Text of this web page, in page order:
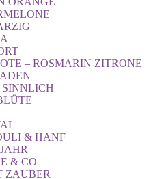
– ROSMARIN ZITRONE
& HANF
& CO
ZAUBER